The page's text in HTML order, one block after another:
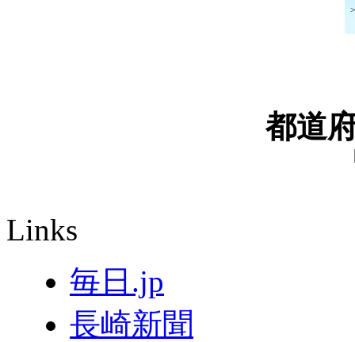
都道
Links
毎日.jp
長崎新聞